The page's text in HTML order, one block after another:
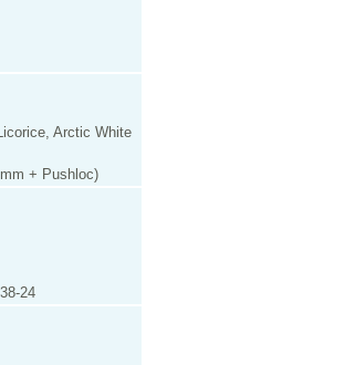
Arctic White
+ Pushloc)
24